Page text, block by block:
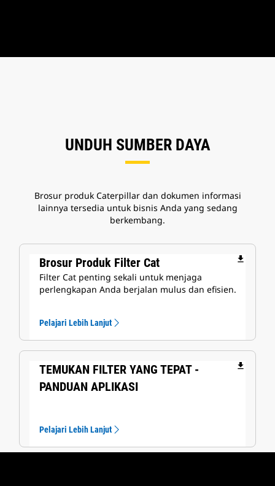
UNDUH SUMBER DAYA
Brosur produk Caterpillar dan dokumen informasi
lainnya tersedia untuk bisnis Anda yang sedang
berkembang.
Brosur Produk Filter Cat file_download
Filter Cat penting sekali untuk menjaga
perlengkapan Anda berjalan mulus dan efisien.
Pelajari Lebih Lanjut
TEMUKAN FILTER YANG TEPAT -
PANDUAN APLIKASI
file_download
Pelajari Lebih Lanjut